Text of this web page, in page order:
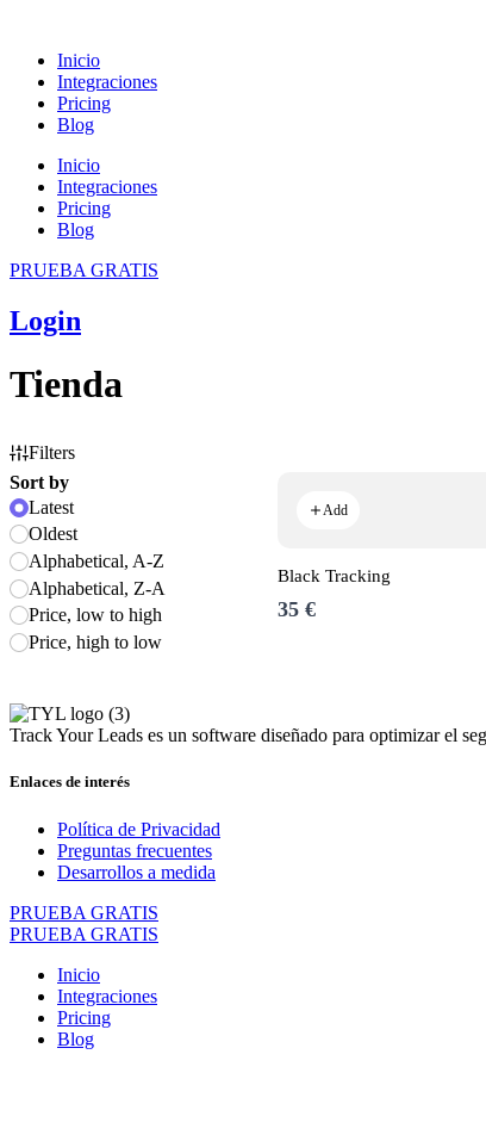
contenido
Inicio
Integraciones
Pricing
Blog
Inicio
Integraciones
Pricing
Blog
PRUEBA GRATIS
Login
Tienda
Filters
Sort by
Latest
Oldest
Alphabetical, A-Z
Alphabetical, Z-A
Price, low to high
Price, high to low
Add
Black Tracking
35 €
Track Your Leads es un software diseñado para optimizar el
Enlaces de interés
Política de Privacidad
Preguntas frecuentes
Desarrollos a medida
PRUEBA GRATIS
PRUEBA GRATIS
Inicio
Integraciones
Pricing
Blog